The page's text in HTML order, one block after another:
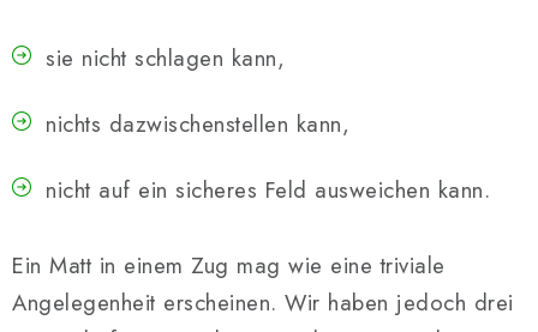
SCHACH ONLINE
SCHACH-MERCH
SCHACH GESCHENKE
KONTAKT
sie nicht schlagen kann,
nichts dazwischenstellen kann,
nicht auf ein sicheres Feld ausweichen kann.
Ein Matt in einem Zug mag wie eine triviale
Angelegenheit erscheinen. Wir haben jedoch drei